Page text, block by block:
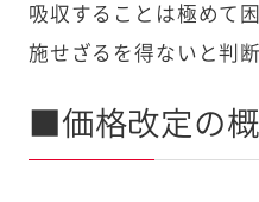
吸収することは極めて
施せざるを得ないと判断
■価格改定の